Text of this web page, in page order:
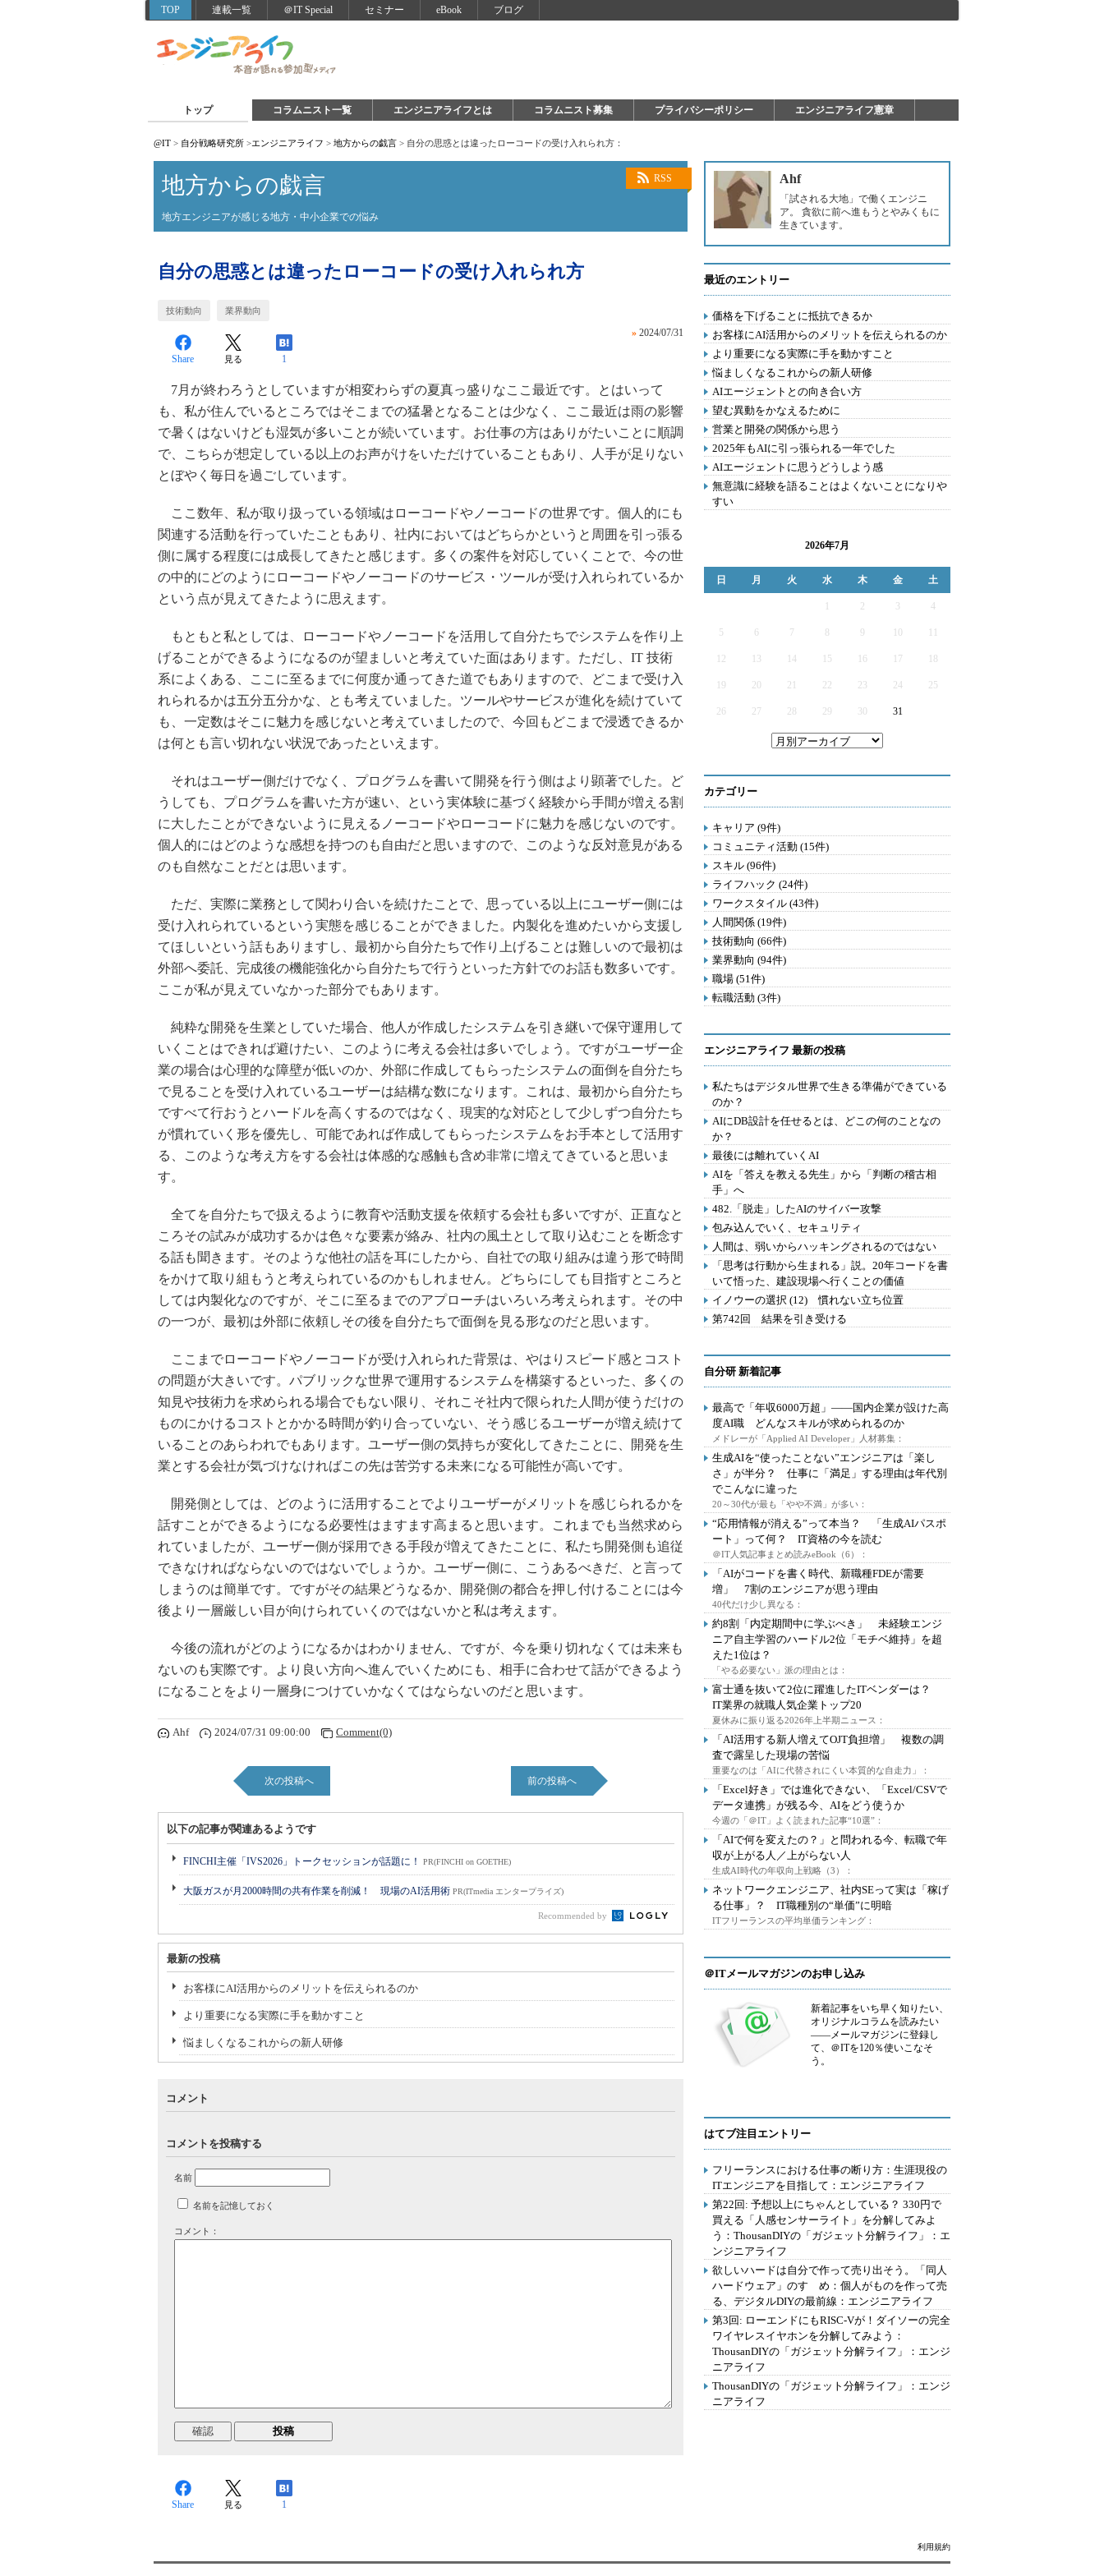
TOP 連載一覧 ＠IT Special セミナー eBook ブログ
トップ コラムニスト一覧 エンジニアライフとは コラムニスト募集 プライバシーポリシー エンジニアライフ憲章
@IT > 自分戦略研究所 >エンジニアライフ > 地方からの戯言 > 自分の思惑とは違ったローコードの受け入れられ方：
RSS
地方からの戯言
地方エンジニアが感じる地方・中小企業での悩み
自分の思惑とは違ったローコードの受け入れられ方
技術動向 業界動向
» 2024/07/31
Share 見る 1
7月が終わろうとしていますが相変わらずの夏真っ盛りなここ最近です。とはいって
も、私が住んでいるところではそこまでの猛暑となることは少なく、ここ最近は雨の影響
で暑くはないけども湿気が多いことが続いています。お仕事の方はありがたいことに順調
で、こちらが想定している以上のお声がけをいただけていることもあり、人手が足りない
とぼやく毎日を過ごしています。
ここ数年、私が取り扱っている領域はローコードやノーコードの世界です。個人的にも
関連する活動を行っていたこともあり、社内においてはどちらかというと周囲を引っ張る
側に属する程度には成長してきたと感じます。多くの案件を対応していくことで、今の世
の中的にどのようにローコードやノーコードのサービス・ツールが受け入れられているか
という点が見えてきたように思えます。
もともと私としては、ローコードやノーコードを活用して自分たちでシステムを作り上
げることができるようになるのが望ましいと考えていた面はあります。ただし、IT 技術
系によくある、ここに至るまでに何度か通ってきた道でもありますので、どこまで受け入
れられるかは五分五分かな、とも考えていました。ツールやサービスが進化を続けていて
も、一定数はそこに魅力を感じないと考えていましたので、今回もどこまで浸透できるか
は何とも言い切れない状況であったといえます。
それはユーザー側だけでなく、プログラムを書いて開発を行う側はより顕著でした。ど
うしても、プログラムを書いた方が速い、という実体験に基づく経験から手間が増える割
に大したことができないように見えるノーコードやローコードに魅力を感じないのです。
個人的にはどのような感想を持つのも自由だと思いますので、このような反対意見がある
のも自然なことだとは思います。
ただ、実際に業務として関わり合いを続けたことで、思っている以上にユーザー側には
受け入れられているという実態を感じることができました。内製化を進めたいから支援し
てほしいという話もありますし、最初から自分たちで作り上げることは難しいので最初は
外部へ委託、完成後の機能強化から自分たちで行うといった方針でのお話も数多いです。
ここが私が見えていなかった部分でもあります。
純粋な開発を生業としていた場合、他人が作成したシステムを引き継いで保守運用して
いくことはできれば避けたい、このように考える会社は多いでしょう。ですがユーザー企
業の場合は心理的な障壁が低いのか、外部に作成してもらったシステムの面倒を自分たち
で見ることを受け入れているユーザーは結構な数になります。これは、最初から自分たち
ですべて行おうとハードルを高くするのではなく、現実的な対応として少しずつ自分たち
が慣れていく形を優先し、可能であれば作成してもらったシステムをお手本として活用す
る、このような考え方をする会社は体感的な感触も含め非常に増えてきていると思いま
す。
全てを自分たちで扱えるように教育や活動支援を依頼する会社も多いですが、正直なと
ころその試みが成功するかは色々な要素が絡み、社内の風土として取り込むことを断念す
る話も聞きます。そのような他社の話を耳にしたから、自社での取り組みは違う形で時間
をかけて取り組もうと考えられているのかもしれません。どちらにしても目指すところと
しては内製化なのですが、そこに至るまでのアプローチはいろいろ考えられます。その中
の一つが、最初は外部に依頼しその後を自分たちで面倒を見る形なのだと思います。
ここまでローコードやノーコードが受け入れられた背景は、やはりスピード感とコスト
の問題が大きいです。パブリックな世界で運用するシステムを構築するといった、多くの
知見や技術力を求められる場合でもない限り、それこそ社内で限られた人間が使うだけの
ものにかけるコストとかかる時間が釣り合っていない、そう感じるユーザーが増え続けて
いることのあらわれでもあります。ユーザー側の気持ちが変化してきたことに、開発を生
業とする会社が気づけなければこの先は苦労する未来になる可能性が高いです。
開発側としては、どのように活用することでよりユーザーがメリットを感じられるかを
話すことができるようになる必要性はますます高まると思います。これまでも当然求めら
れていましたが、ユーザー側が採用できる手段が増えてきたことに、私たち開発側も追従
できなければならないのではないでしょうか。ユーザー側に、こうあるべきだ、と言って
しまうのは簡単です。ですがその結果どうなるか、開発側の都合を押し付けることには今
後より一層厳しい目が向けられていくのではないかと私は考えます。
今後の流れがどのようになるかはわかりません、ですが、今を乗り切れなくては未来も
ないのも実際です。より良い方向へ進んでいくためにも、相手に合わせて話ができるよう
になることをより一層身につけていかなくてはならないのだと思います。
Ahf 2024/07/31 09:00:00 Comment(0)
次の投稿へ 前の投稿へ
以下の記事が関連あるようです
FINCHI主催「IVS2026」トークセッションが話題に！ PR(FINCHI on GOETHE)
大阪ガスが月2000時間の共有作業を削減！ 現場のAI活用術 PR(ITmedia エンタープライズ)
Recommended by
最新の投稿
お客様にAI活用からのメリットを伝えられるのか
より重要になる実際に手を動かすこと
悩ましくなるこれからの新人研修
コメント
コメントを投稿する
名前
名前を記憶しておく
コメント：
Share 見る 1
Ahf
「試される大地」で働くエンジニ
ア。 貪欲に前へ進もうとやみくもに
生きています。
最近のエントリー
価格を下げることに抵抗できるか
お客様にAI活用からのメリットを伝えられるのか
より重要になる実際に手を動かすこと
悩ましくなるこれからの新人研修
AIエージェントとの向き合い方
望む異動をかなえるために
営業と開発の関係から思う
2025年もAIに引っ張られる一年でした
AIエージェントに思うどうしよう感
無意識に経験を語ることはよくないことになりや
すい
2026年7月
日 月 火 水 木 金 土
2 3 4
5 6 7 9
12 13 14 15 16 17
19 20 21 22 23 24 25
26 27 28 29 30 31
カテゴリー
キャリア (9件)
コミュニティ活動 (15件)
スキル (96件)
ライフハック (24件)
ワークスタイル (43件)
人間関係 (19件)
技術動向 (66件)
業界動向 (94件)
職場 (51件)
転職活動 (3件)
エンジニアライフ 最新の投稿
私たちはデジタル世界で生きる準備ができている
のか？
AIにDB設計を任せるとは、どこの何のことなの
か？
最後には離れていくAI
AIを「答えを教える先生」から「判断の稽古相
手」へ
482.「脱走」したAIのサイバー攻撃
包み込んでいく、セキュリティ
人間は、弱いからハッキングされるのではない
「思考は行動から生まれる」説。20年コードを書
いて悟った、建設現場へ行くことの価値
イノウーの選択 (12) 慣れない立ち位置
第742回 結果を引き受ける
自分研 新着記事
最高で「年収6000万超」――国内企業が設けた高
度AI職 どんなスキルが求められるのか
メドレーが「Applied AI Developer」人材募集：
生成AIを“使ったことない”エンジニアは「楽し
さ」が半分？ 仕事に「満足」する理由は年代別
でこんなに違った
20～30代が最も「やや不満」が多い：
“応用情報が消える”って本当？ 「生成AIパスポ
ート」って何？ IT資格の今を読む
＠IT人気記事まとめ読みeBook（6）：
「AIがコードを書く時代、新職種FDEが需要
増」 7割のエンジニアが思う理由
40代だけ少し異なる：
約8割「内定期間中に学ぶべき」 未経験エンジ
ニア自主学習のハードル2位「モチベ維持」を超
えた1位は？
「やる必要ない」派の理由とは：
富士通を抜いて2位に躍進したITベンダーは？
IT業界の就職人気企業トップ20
夏休みに振り返る2026年上半期ニュース：
「AI活用する新人増えてOJT負担増」 複数の調
査で露呈した現場の苦悩
重要なのは「AIに代替されにくい本質的な自走力」：
「Excel好き」では進化できない、「Excel/CSVで
データ連携」が残る今、AIをどう使うか
今週の「＠IT」よく読まれた記事“10選”：
「AIで何を変えたの？」と問われる今、転職で年
収が上がる人／上がらない人
生成AI時代の年収向上戦略（3）：
ネットワークエンジニア、社内SEって実は「稼げ
る仕事」？ IT職種別の“単価”に明暗
ITフリーランスの平均単価ランキング：
＠ITメールマガジンのお申し込み
新着記事をいち早く知りたい、
オリジナルコラムを読みたい
――メールマガジンに登録し
て、＠ITを120％使いこなそ
う。
はてブ注目エントリー
フリーランスにおける仕事の断り方：生涯現役の
ITエンジニアを目指して：エンジニアライフ
第22回: 予想以上にちゃんとしている？ 330円で
買える「人感センサーライト」を分解してみよ
う：ThousanDIYの「ガジェット分解ライフ」：エ
ンジニアライフ
欲しいハードは自分で作って売り出そう。「同人
ハードウェア」のすゝめ：個人がものを作って売
る、デジタルDIYの最前線：エンジニアライフ
第3回: ローエンドにもRISC-Vが！ダイソーの完全
ワイヤレスイヤホンを分解してみよう：
ThousanDIYの「ガジェット分解ライフ」：エンジ
ニアライフ
ThousanDIYの「ガジェット分解ライフ」：エンジ
ニアライフ
利用規約